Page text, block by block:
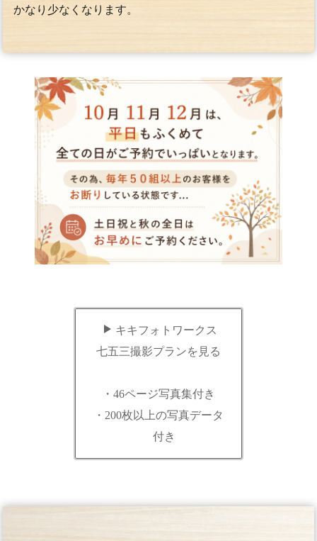
かなり少なくなります。
キキフォトワークス
七五三撮影プランを見る
・46ページ写真集付き
・200枚以上の写真データ
付き